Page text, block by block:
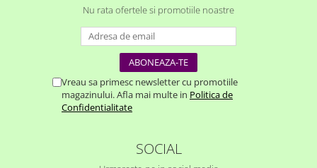
Nu rata ofertele si promotiile noastre
Vreau sa primesc newsletter cu promotiile
magazinului. Afla mai multe in Politica de
Confidentialitate
SOCIAL